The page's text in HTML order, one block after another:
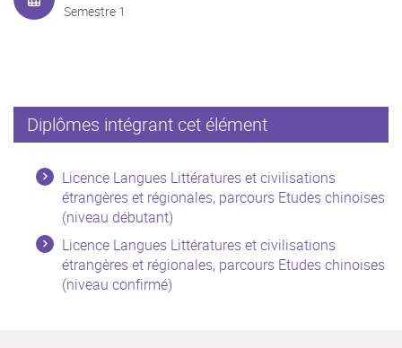
Semestre 1
Diplômes intégrant cet élément
Licence Langues Littératures et civilisations
étrangères et régionales, parcours Etudes chinoises
(niveau débutant)
Licence Langues Littératures et civilisations
étrangères et régionales, parcours Etudes chinoises
(niveau confirmé)